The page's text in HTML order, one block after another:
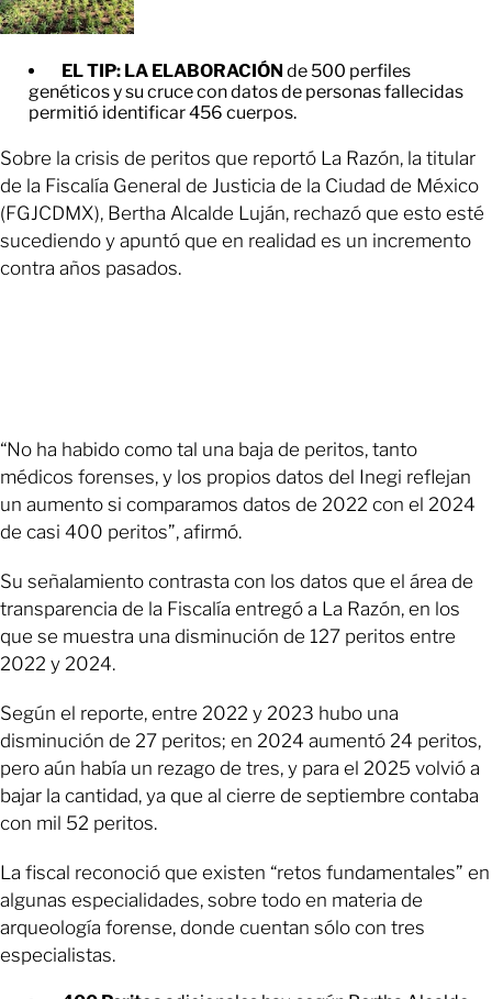
EL TIP: LA ELABORACIÓN de 500 perfiles
genéticos y su cruce con datos de personas fallecidas
permitió identificar 456 cuerpos.
Sobre la crisis de peritos que reportó La Razón, la titular
de la Fiscalía General de Justicia de la Ciudad de México
(FGJCDMX), Bertha Alcalde Luján, rechazó que esto esté
sucediendo y apuntó que en realidad es un incremento
contra años pasados.
“No ha habido como tal una baja de peritos, tanto
médicos forenses, y los propios datos del Inegi reflejan
un aumento si comparamos datos de 2022 con el 2024
de casi 400 peritos”, afirmó.
Su señalamiento contrasta con los datos que el área de
transparencia de la Fiscalía entregó a La Razón, en los
que se muestra una disminución de 127 peritos entre
2022 y 2024.
Según el reporte, entre 2022 y 2023 hubo una
disminución de 27 peritos; en 2024 aumentó 24 peritos,
pero aún había un rezago de tres, y para el 2025 volvió a
bajar la cantidad, ya que al cierre de septiembre contaba
con mil 52 peritos.
La fiscal reconoció que existen “retos fundamentales” en
algunas especialidades, sobre todo en materia de
arqueología forense, donde cuentan sólo con tres
especialistas.